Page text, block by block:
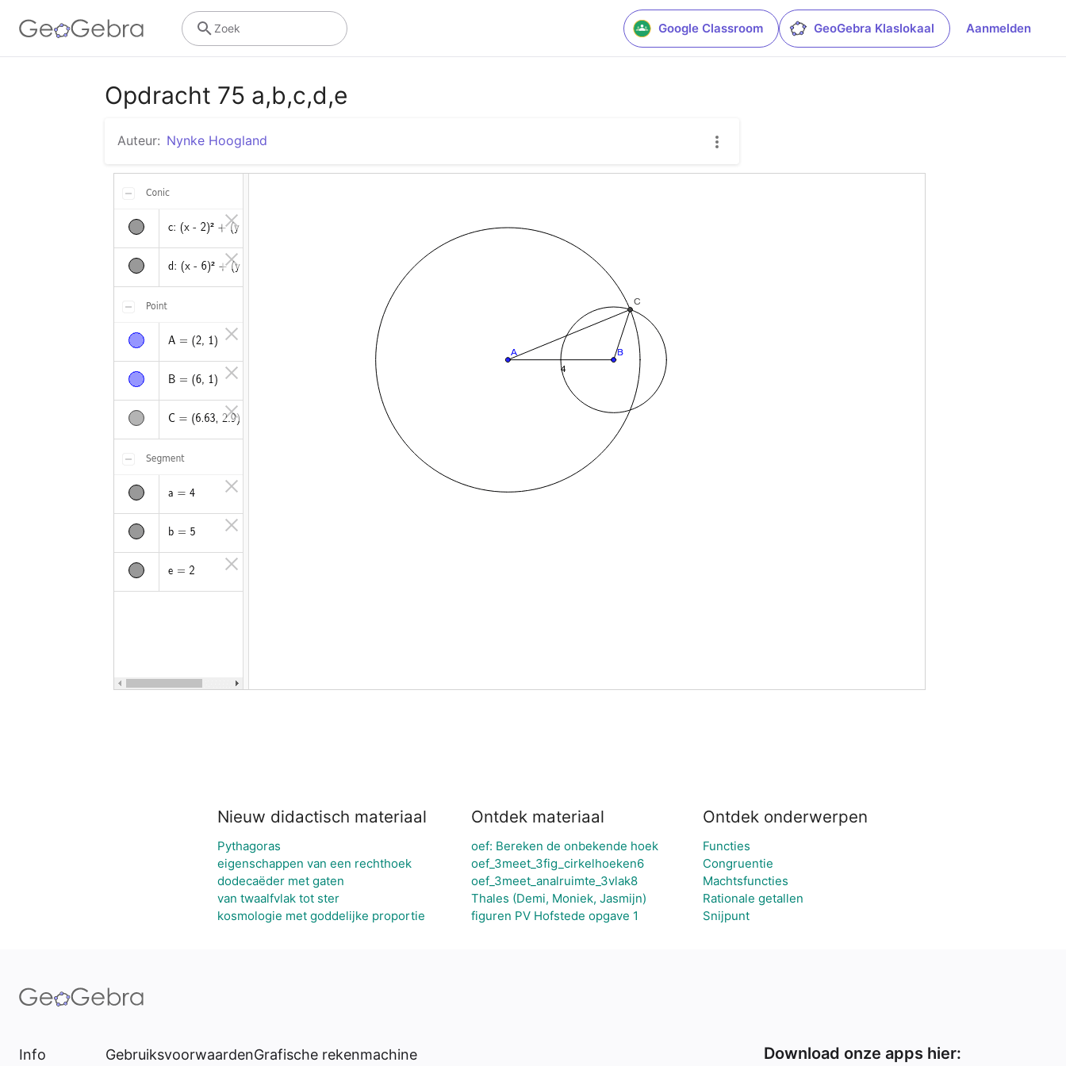
Google Classroom GeoGebra Klaslokaal Aanmelden
Zoek
Opdracht 75 a,b,c,d,e
Auteur: Nynke Hoogland
Nieuw didactisch materiaal
Pythagoras
eigenschappen van een rechthoek
dodecaëder met gaten
van twaalfvlak tot ster
kosmologie met goddelijke proportie
Ontdek materiaal
oef: Bereken de onbekende hoek
oef_3meet_3fig_cirkelhoeken6
oef_3meet_analruimte_3vlak8
Thales (Demi, Moniek, Jasmijn)
figuren PV Hofstede opgave 1
Ontdek onderwerpen
Functies
Congruentie
Machtsfuncties
Rationale getallen
Snijpunt
Info GebruiksvoorwaardenGrafische rekenmachine Download onze apps hier: